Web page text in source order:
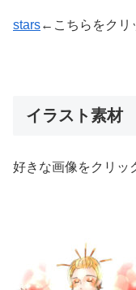
stars←こちらをクリ
イラスト素材
好きな画像をクリッ